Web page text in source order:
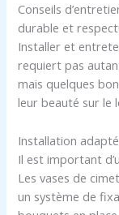
Conseils
durable et
Installer et
requiert pas
mais quelques
leur beauté sur le
Installation
Il est important
Les vases de
un système de